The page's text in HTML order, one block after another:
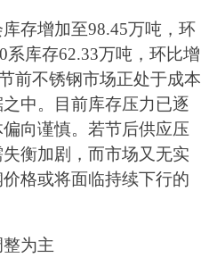
存增加至98.45万吨，环
系库存62.33万吨，环比增
前不锈钢市场正处于成本
中。目前库存压力已逐
向谨慎。若节后供应压
衡加剧，而市场又无实
格或将面临持续下行的
为主